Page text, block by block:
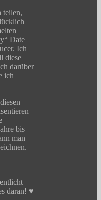
teilen,
Date
Ich
diese
darüber
ich
bis
man
daran! ♥